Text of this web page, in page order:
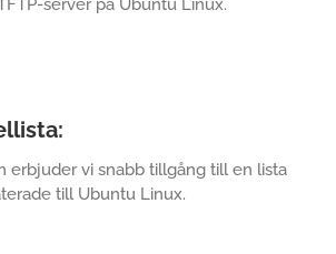
server på Ubuntu Linux.
erbjuder vi snabb tillgång till en lista
till Ubuntu Linux.